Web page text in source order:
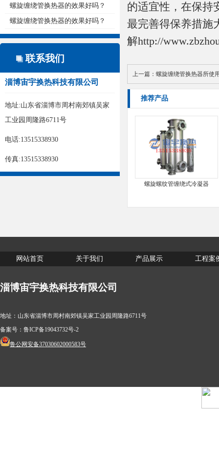
些...
螺旋缠绕管换热器的效果好吗？
螺旋缠绕管换热器的效果好吗？
联系我们
淄博宙宇换热科技有限公司
地址:山东省淄博市周村南郊镇吴家
工业园周隆路6711号
电话:13515338930
传真:13515338930
的适宜性，在保持
最完善得保养措施
解http://
上一篇： 螺旋缠绕管换热器所使
推荐产品
螺旋螺纹管缠绕式冷凝器
网站首页 关于我们 产品展示 工程案
淄博宙宇换热科技有限公司
地址：山东省淄博市周村南郊镇吴家工业园周隆路6711号
备案号： 鲁ICP备19043732号-2
鲁公网安备37030602000583号